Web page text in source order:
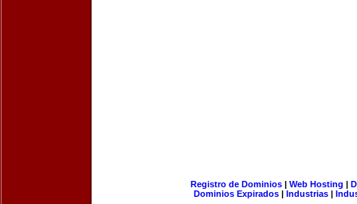
Registro de Dominios| Web Hosting |
Dominios Expirados | Industrias |